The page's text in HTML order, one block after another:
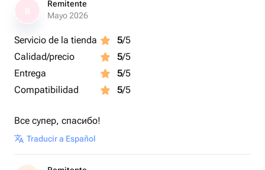
Remitente
Mayo 2026
Servicio de la tienda 5/5
Calidad/precio
5/5
Entrega
5/5
Compatibilidad
5/5
Все супер, спасибо!
Traducir a Español